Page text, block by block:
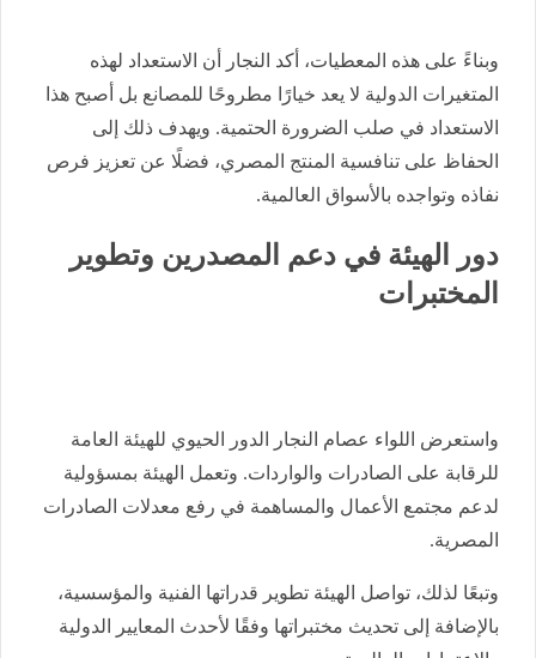
و​بناءً على هذه المعطيات، أكد النجار أن الاستعداد لهذه
المتغيرات الدولية لا يعد خيارًا مطروحًا للمصانع بل أصبح هذا
الاستعداد في صلب الضرورة الحتمية. ويهدف ذلك إلى
الحفاظ على تنافسية المنتج المصري، فضلًا عن تعزيز فرص
نفاذه وتواجده بالأسواق العالمية.
​دور الهيئة في دعم المصدرين وتطوير
المختبرات
​واستعرض اللواء عصام النجار الدور الحيوي للهيئة العامة
للرقابة على الصادرات والواردات. وتعمل الهيئة بمسؤولية
لدعم مجتمع الأعمال والمساهمة في رفع معدلات الصادرات
المصرية.
وتبعًا لذلك، تواصل الهيئة تطوير قدراتها الفنية والمؤسسية،
بالإضافة إلى تحديث مختبراتها وفقًا لأحدث المعايير الدولية